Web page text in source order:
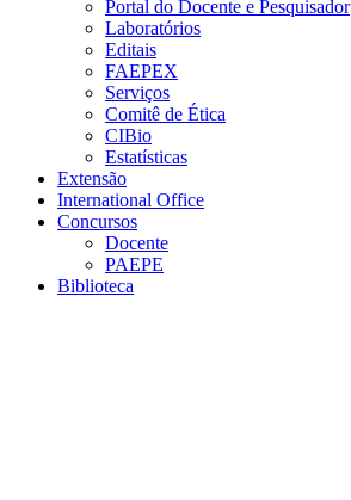
Portal do Docente e Pesquisador
Laboratórios
Editais
FAEPEX
Serviços
Comitê de Ética
CIBio
Estatísticas
Extensão
International Office
Concursos
Docente
PAEPE
Biblioteca